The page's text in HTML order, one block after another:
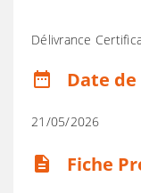
Délivrance
date_range Date
21/05/2026
description Fiche